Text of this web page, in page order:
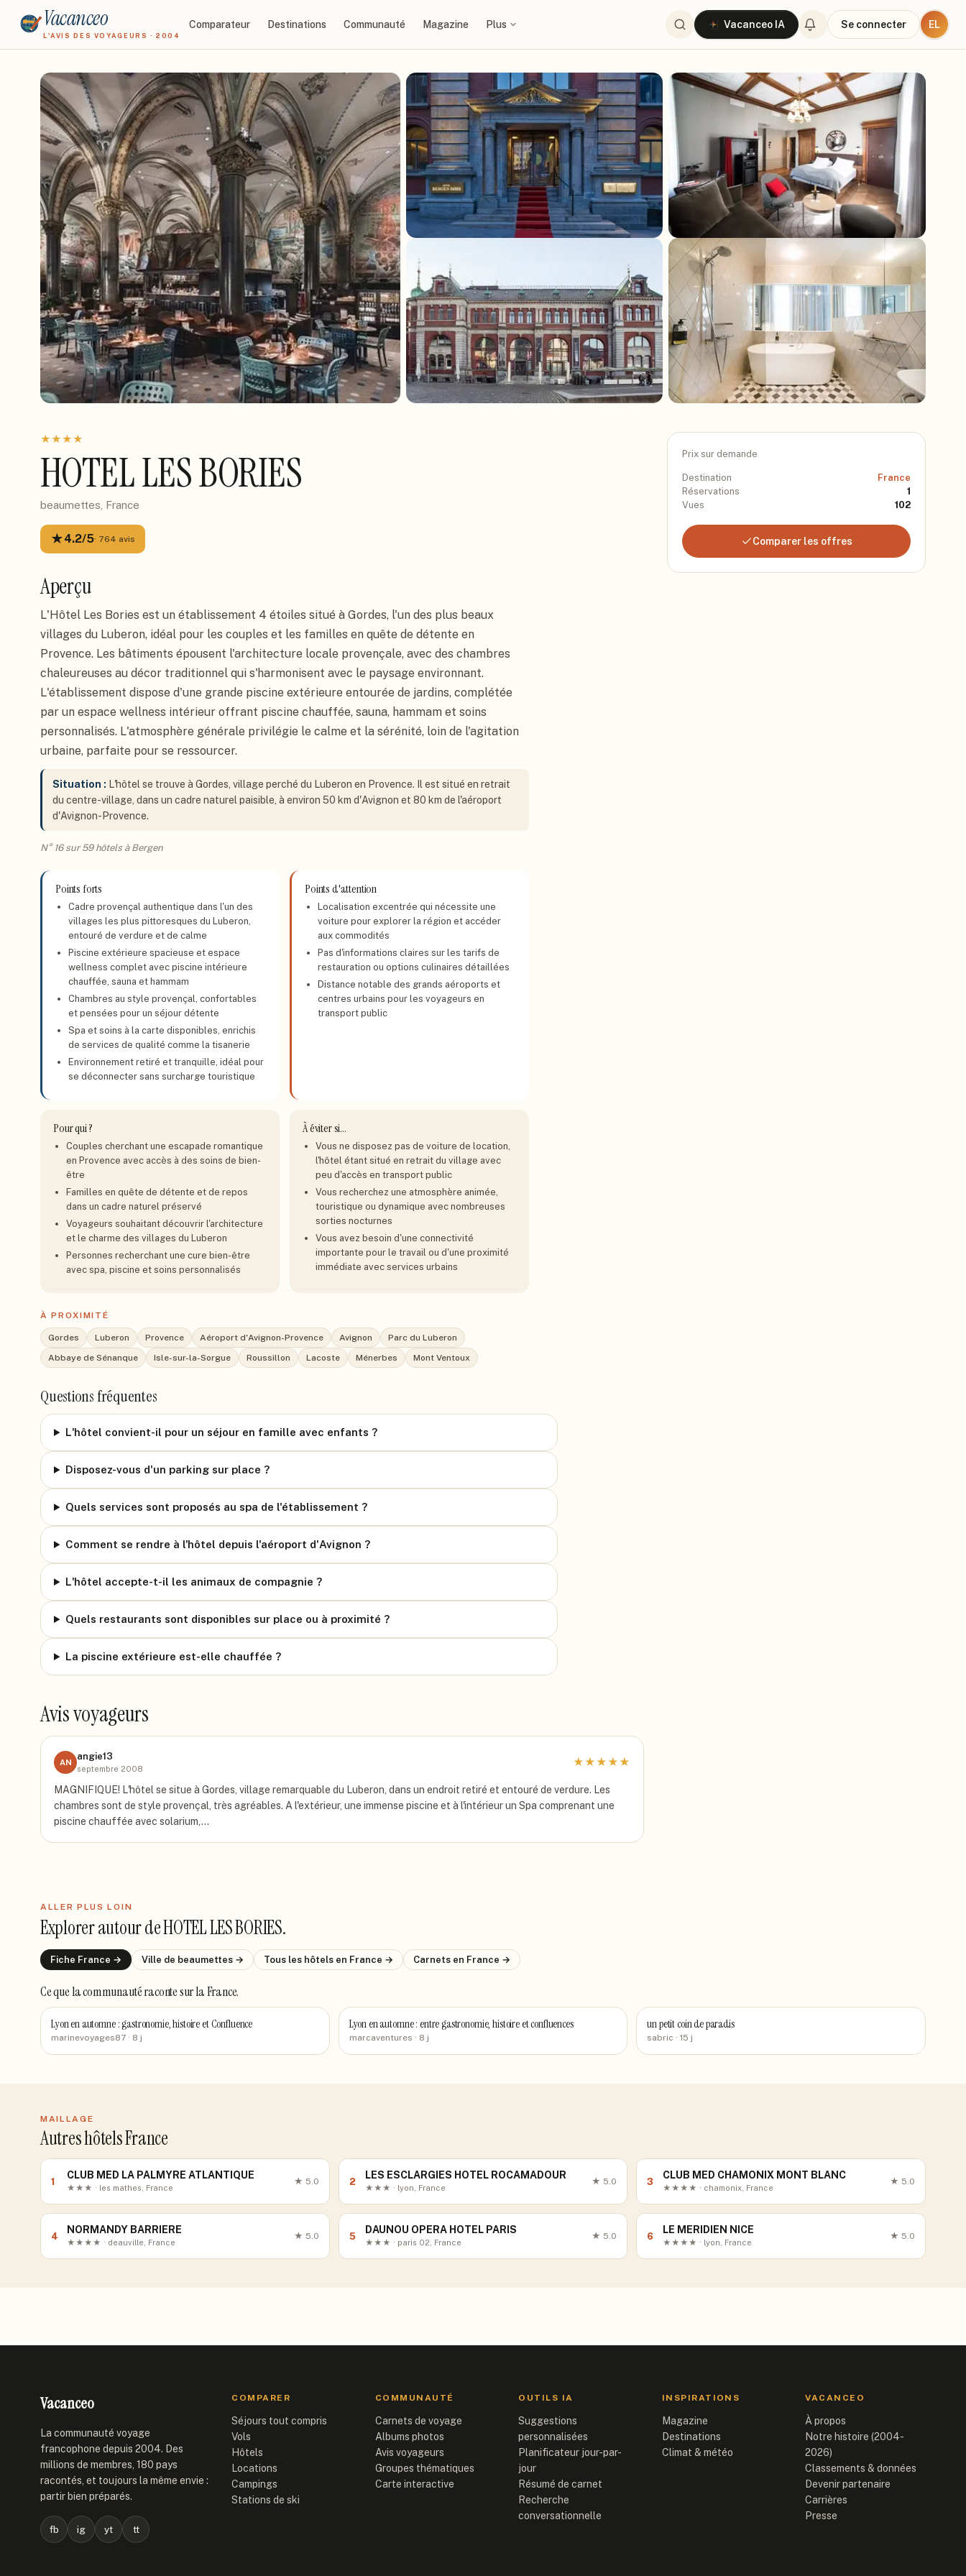
Vacanceo
L'AVIS DES VOYAGEURS · 2004
Comparateur Destinations Communauté Magazine Plus Vacanceo IA Se connecter EL
★★★★
HOTEL LES BORIES
beaumettes, France
★4.2/5· 764 avis
Aperçu
L'Hôtel Les Bories est un établissement 4 étoiles situé à Gordes, l'un des plus beaux
villages du Luberon, idéal pour les couples et les familles en quête de détente en
Provence. Les bâtiments épousent l'architecture locale provençale, avec des chambres
chaleureuses au décor traditionnel qui s'harmonisent avec le paysage environnant.
L'établissement dispose d'une grande piscine extérieure entourée de jardins, complétée
par un espace wellness intérieur offrant piscine chauffée, sauna, hammam et soins
personnalisés. L'atmosphère générale privilégie le calme et la sérénité, loin de l'agitation
urbaine, parfaite pour se ressourcer.
Situation : L'hôtel se trouve à Gordes, village perché du Luberon en Provence. Il est situé en retrait
du centre-village, dans un cadre naturel paisible, à environ 50 km d'Avignon et 80 km de l'aéroport
d'Avignon-Provence.
N° 16 sur 59 hôtels à Bergen
Points forts
Cadre provençal authentique dans l'un des
villages les plus pittoresques du Luberon,
entouré de verdure et de calme
Piscine extérieure spacieuse et espace
wellness complet avec piscine intérieure
chauffée, sauna et hammam
Chambres au style provençal, confortables
et pensées pour un séjour détente
Spa et soins à la carte disponibles, enrichis
de services de qualité comme la tisanerie
Environnement retiré et tranquille, idéal pour
se déconnecter sans surcharge touristique
Points d'attention
Localisation excentrée qui nécessite une
voiture pour explorer la région et accéder
aux commodités
Pas d'informations claires sur les tarifs de
restauration ou options culinaires détaillées
Distance notable des grands aéroports et
centres urbains pour les voyageurs en
transport public
Pour qui ?
Couples cherchant une escapade romantique
en Provence avec accès à des soins de bien-
être
Familles en quête de détente et de repos
dans un cadre naturel préservé
Voyageurs souhaitant découvrir l'architecture
et le charme des villages du Luberon
Personnes recherchant une cure bien-être
avec spa, piscine et soins personnalisés
À éviter si…
Vous ne disposez pas de voiture de location,
l'hôtel étant situé en retrait du village avec
peu d'accès en transport public
Vous recherchez une atmosphère animée,
touristique ou dynamique avec nombreuses
sorties nocturnes
Vous avez besoin d'une connectivité
importante pour le travail ou d'une proximité
immédiate avec services urbains
À PROXIMITÉ
Gordes Luberon Provence Aéroport d'Avignon-Provence Avignon
Parc du Luberon
Abbaye de Sénanque
Isle-sur-la-Sorgue Roussillon Lacoste Ménerbes Mont Ventoux
Questions fréquentes
L'hôtel convient-il pour un séjour en famille avec enfants ?
Disposez-vous d'un parking sur place ?
Quels services sont proposés au spa de l'établissement ?
Comment se rendre à l'hôtel depuis l'aéroport d'Avignon ?
L'hôtel accepte-t-il les animaux de compagnie ?
Quels restaurants sont disponibles sur place ou à proximité ?
La piscine extérieure est-elle chauffée ?
Avis voyageurs
AN
angie13
septembre 2008
★★★★★
MAGNIFIQUE! L'hôtel se situe à Gordes, village remarquable du Luberon, dans un endroit retiré et entouré de verdure. Les
chambres sont de style provençal, très agréables. A l'extérieur, une immense piscine et à l'intérieur un Spa comprenant une
piscine chauffée avec solarium,…
Prix sur demande
Destination
France
Réservations
1
Vues
102
Comparer les offres
ALLER PLUS LOIN
Explorer autour deHOTEL LES BORIES.
Fiche France → Ville de beaumettes → Tous les hôtels en France → Carnets en France →
Ce que la communauté racontesur la France.
Lyon en automne : gastronomie, histoire et Confluence
marinevoyages87 · 8 j
Lyon en automne : entre gastronomie, histoire et confluences
marcaventures · 8 j
un petit coin de paradis
sabric · 15 j
MAILLAGE
Autres hôtels France
1
CLUB MED LA PALMYRE ATLANTIQUE
★★★ · les mathes, France
★ 5.0 2
LES ESCLARGIES HOTEL ROCAMADOUR
★★★ · lyon, France
★ 5.0 3
CLUB MED CHAMONIX MONT BLANC
★★★★ · chamonix, France
★ 5.0
4
NORMANDY BARRIERE
★★★★ · deauville, France
★ 5.0 5
DAUNOU OPERA HOTEL PARIS
★★★ · paris 02, France
★ 5.0 6
LE MERIDIEN NICE
★★★★ · lyon, France
★ 5.0
Vacanceo
La communauté voyage
francophone depuis 2004. Des
millions de membres, 180 pays
racontés, et toujours la même envie :
partir bien préparés.
fb ig yt tt
COMPARER
Séjours tout compris
Vols
Hôtels
Locations
Campings
Stations de ski
COMMUNAUTÉ
Carnets de voyage
Albums photos
Avis voyageurs
Groupes thématiques
Carte interactive
OUTILS IA
Suggestions
personnalisées
Planificateur jour-par-
jour
Résumé de carnet
Recherche
conversationnelle
INSPIRATIONS
Magazine
Destinations
Climat & météo
VACANCEO
À propos
Notre histoire (2004-
2026)
Classements & données
Devenir partenaire
Carrières
Presse